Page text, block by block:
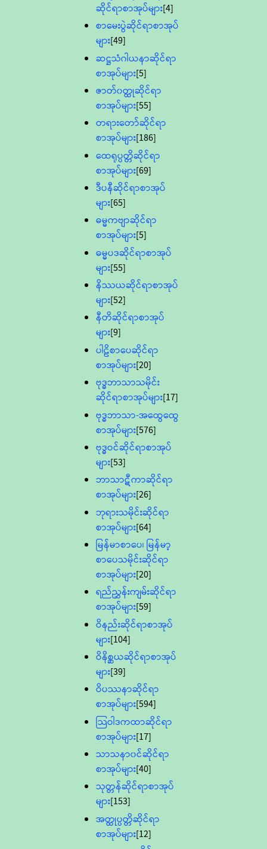
ဆိုင်ရာစာအုပ်များ[4]
စာမေးပွဲဆိုင်ရာစာအုပ်
များ[49]
ဆဋ္ဌသံဂါယနာဆိုင်ရာ
စာအုပ်များ[5]
ဇာတ်၀တ္ထုဆိုင်ရာ
စာအုပ်များ[55]
တရားတော်ဆိုင်ရာ
စာအုပ်များ[186]
ထေရုပ္ပတ္တိဆိုင်ရာ
စာအုပ်များ[69]
ဒီပနီဆိုင်ရာစာအုပ်
များ[65]
ဓမ္မကဗျာဆိုင်ရာ
စာအုပ်များ[5]
ဓမ္မပဒဆိုင်ရာစာအုပ်
များ[55]
နိဿယဆိုင်ရာစာအုပ်
များ[52]
နီတိဆိုင်ရာစာအုပ်
များ[9]
ပါဠိစာပေဆိုင်ရာ
စာအုပ်များ[20]
ဗုဒ္ဓဘာသာသမိုင်း
ဆိုင်ရာစာအုပ်များ[17]
ဗုဒ္ဓဘာသာ-အထွေထွေ
စာအုပ်များ[576]
ဗုဒ္ဓဝင်ဆိုင်ရာစာအုပ်
များ[53]
ဘာသာဋီကာဆိုင်ရာ
စာအုပ်များ[26]
ဘုရားသမိုင်းဆိုင်ရာ
စာအုပ်များ[64]
မြန်မာစာပေ၊ မြန်မာ့
စာပေသမိုင်းဆိုင်ရာ
စာအုပ်များ[20]
ရည်ညွှန်းကျမ်းဆိုင်ရာ
စာအုပ်များ[59]
ဝိနည်းဆိုင်ရာစာအုပ်
များ[104]
ဝိနိစ္ဆယဆိုင်ရာစာအုပ်
များ[39]
ဝိပဿနာဆိုင်ရာ
စာအုပ်များ[594]
သြဝါဒကထာဆိုင်ရာ
စာအုပ်များ[17]
သာသနာ၀င်ဆိုင်ရာ
စာအုပ်များ[40]
သုတ္တန်ဆိုင်ရာစာအုပ်
များ[153]
အတ္ထုပ္ပတ္တိဆိုင်ရာ
စာအုပ်များ[12]